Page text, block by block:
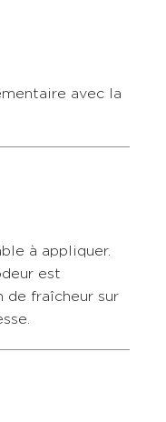
avec la
à appliquer.
est
de fraîcheur sur